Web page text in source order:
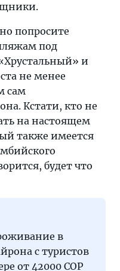
попросите
под
и
не менее
сам
Кстати, кто не
на настоящем
также имеется
будет что
в
с туристов
от 42000 COP